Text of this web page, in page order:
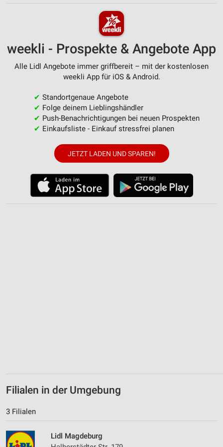
weekli - Prospekte & Angebote App
Alle Lidl Angebote immer griffbereit – mit der kostenlosen
weekli App für iOS & Android.
✔ Standortgenaue Angebote
✔ Folge deinem Lieblingshändler
✔ Push-Benachrichtigungen bei neuen Prospekten
✔ Einkaufsliste - Einkauf stressfrei planen
JETZT LADEN UND SPAREN!
Filialen in der Umgebung
3 Filialen
Lidl Magdeburg
Erstellung von Profilen zur Personalisierung
von Inhalten
Verwendung von Profilen zur Auswahl
personalisierter Inhalte
Messung der Werbeleistung
Messung der Performance von Inhalten
Analyse von Zielgruppen durch Statistiken oder
Kombinationen von Daten aus verschiedenen
Entwicklung und Verbesserung der Angebote
Verwendung reduzierter Daten zur Auswahl von